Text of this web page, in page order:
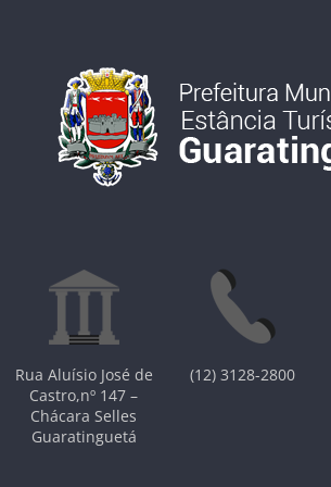
Rua Aluísio José de
Castro,nº 147 –
Chácara Selles
Guaratinguetá
(12) 3128-2800